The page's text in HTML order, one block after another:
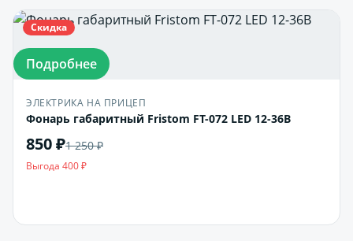
Скидка
Подробнее
ЭЛЕКТРИКА НА ПРИЦЕП
Фонарь габаритный Fristom FT-072 LED 12-36В
850 ₽1 250 ₽
Выгода 400 ₽